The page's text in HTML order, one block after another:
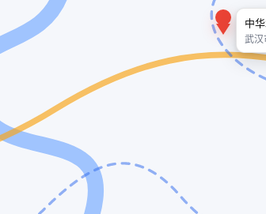
中
武汉